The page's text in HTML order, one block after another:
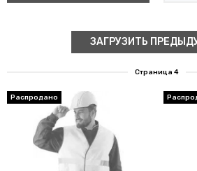
ЗАГРУЗИТЬ
Страница 4